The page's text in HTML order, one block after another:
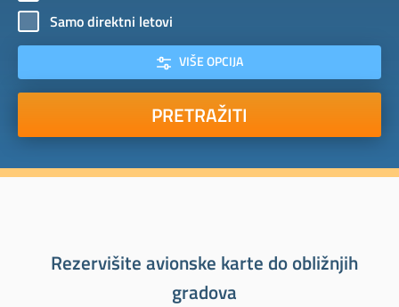
Samo direktni letovi
VIŠE OPCIJA
PRETRAŽITI
Rezervišite avionske karte do obližnjih
gradova